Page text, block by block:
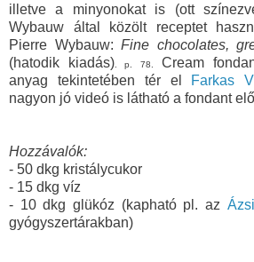
illetve a minyonokat is (ott
Wybauw által közölt receptet
Pierre Wybauw: Fine chocolates,
(hatodik kiadás). p. 78. Cream
anyag tekintetében tér el Farkas
nagyon jó videó is látható a fondant
Hozzávalók:
- 50 dkg kristálycukor
- 15 dkg víz
- 10 dkg glükóz (kapható pl. az
gyógyszertárakban)